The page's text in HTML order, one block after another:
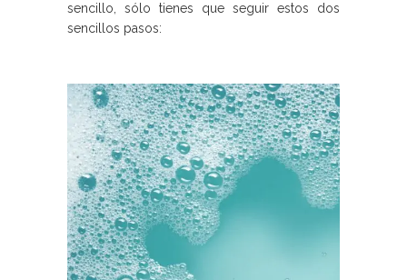
sencillo, sólo tienes que seguir estos dos
sencillos pasos: